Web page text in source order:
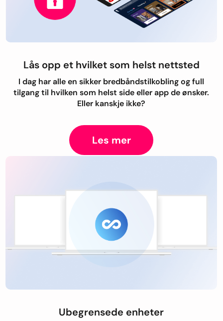
Lås opp et hvilket som helst nettsted
I dag har alle en sikker bredbåndstilkobling og full
tilgang til hvilken som helst side eller app de ønsker.
Eller kanskje ikke?
Les mer
Ubegrensede enheter